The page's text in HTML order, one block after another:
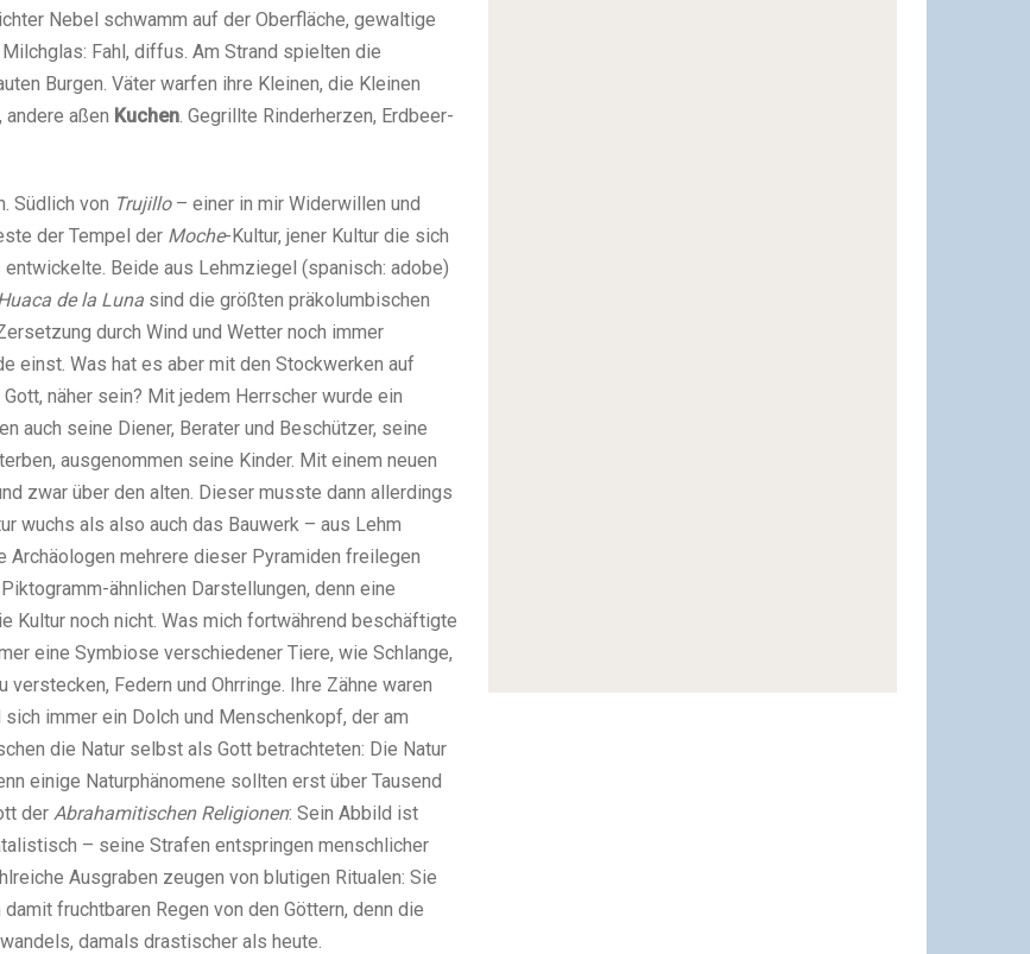
Nebel schwamm auf der Oberfläche, gewaltige
Fahl, diffus. Am Strand spielten die
Burgen. Väter warfen ihre Kleinen, die Kleinen
aßen Kuchen. Gegrillte Rinderherzen, Erdbeer-
Südlich von Trujillo – einer in mir Widerwillen und
der Tempel der Moche-Kultur, jener Kultur die sich
Beide aus Lehmziegel (spanisch: adobe)
de la Luna sind die größten präkolumbischen
durch Wind und Wetter noch immer
einst. Was hat es aber mit den Stockwerken auf
näher sein? Mit jedem Herrscher wurde ein
auch seine Diener, Berater und Beschützer, seine
ausgenommen seine Kinder. Mit einem neuen
zwar über den alten. Dieser musste dann allerdings
wuchs als also auch das Bauwerk – aus Lehm
Archäologen mehrere dieser Pyramiden freilegen
ähnlichen Darstellungen, denn eine
Kultur noch nicht. Was mich fortwährend beschäftigte
eine Symbiose verschiedener Tiere, wie Schlange,
Federn und Ohrringe. Ihre Zähne waren
immer ein Dolch und Menschenkopf, der am
die Natur selbst als Gott betrachteten: Die Natur
einige Naturphänomene sollten erst über Tausend
der Abrahamitischen Religionen: Sein Abbild ist
– seine Strafen entspringen menschlicher
Ausgraben zeugen von blutigen Ritualen: Sie
fruchtbaren Regen von den Göttern, denn die
damals drastischer als heute.